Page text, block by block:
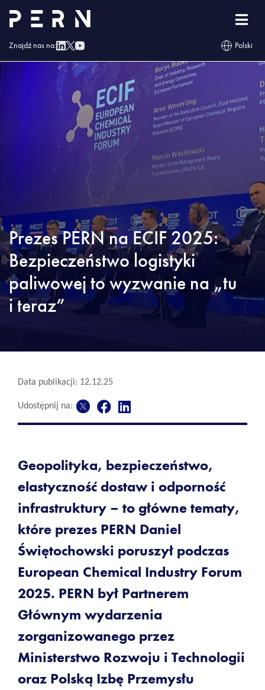
Znajdź nas na: Polski
Strona główna »Blog »Prezes PERN na ECIF 2025: Bezpieczeństwo logistyki
Prezes PERN na ECIF 2025:
Bezpieczeństwo logistyki
paliwowej to wyzwanie na „tu
i teraz”
Data publikacji: 12.12.25
Udostępnij na:
Geopolityka, bezpieczeństwo,
elastyczność dostaw i odporność
infrastruktury – to główne tematy,
które prezes PERN Daniel
Świętochowski poruszył podczas
European Chemical Industry Forum
2025. PERN był Partnerem
Głównym wydarzenia
zorganizowanego przez
Ministerstwo Rozwoju i Technologii
oraz Polską Izbę Przemysłu